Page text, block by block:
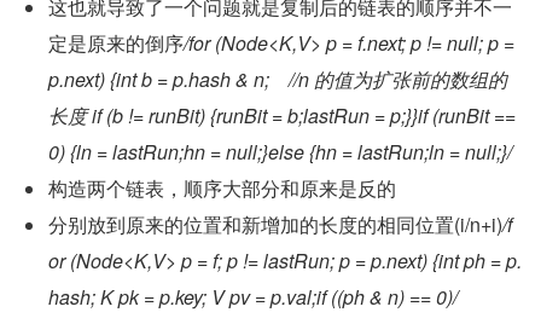
这也就导致了一个问题就是复制后的链表的顺序并不一
定是原来的倒序/for (Node<K,V> p = f.next; p != null; p =
p.next) {int b = p.hash & n;    //n 的值为扩张前的数组的
长度 if (b != runBit) {runBit = b;lastRun = p;}}if (runBit ==
0) {ln = lastRun;hn = null;}else {hn = lastRun;ln = null;}/
构造两个链表，顺序大部分和原来是反的
分别放到原来的位置和新增加的长度的相同位置(i/n+i)/f
or (Node<K,V> p = f; p != lastRun; p = p.next) {int ph = p.
hash; K pk = p.key; V pv = p.val;if ((ph & n) == 0)/